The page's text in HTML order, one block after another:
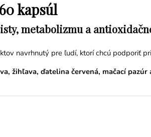
kapsúl
metabolizmu a
navrhnutý pre ľudí, ktorí chcú podporiť
žihľava, ďatelina červená, mačací